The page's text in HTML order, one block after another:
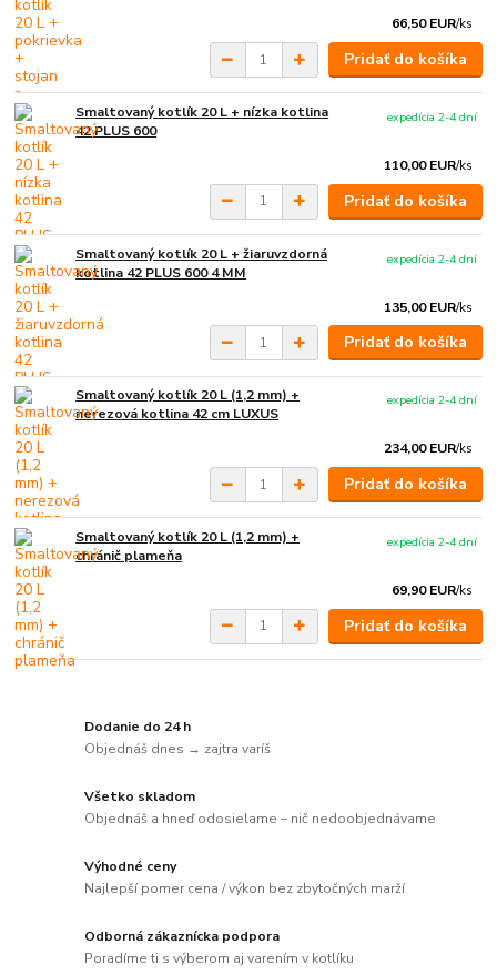
66,50 EUR/ks
Pridať do košíka
Smaltovaný kotlík 20 L + nízka kotlina
42 PLUS 600
110,00 EUR/ks
expedícia 2-4 dní
Pridať do košíka
Smaltovaný kotlík 20 L + žiaruvzdorná
kotlina 42 PLUS 600 4 MM
135,00 EUR/ks
expedícia 2-4 dní
Pridať do košíka
Smaltovaný kotlík 20 L (1,2 mm) +
nerezová kotlina 42 cm LUXUS
234,00 EUR/ks
expedícia 2-4 dní
Pridať do košíka
Smaltovaný kotlík 20 L (1,2 mm) +
chránič plameňa
69,90 EUR/ks
expedícia 2-4 dní
Pridať do košíka
Dodanie do 24 h
Objednáš dnes → zajtra varíš
Všetko skladom
Objednáš a hneď odosielame – nič nedoobjednávame
Výhodné ceny
Najlepší pomer cena / výkon bez zbytočných marží
Odborná zákaznícka podpora
Poradíme ti s výberom aj varením v kotlíku